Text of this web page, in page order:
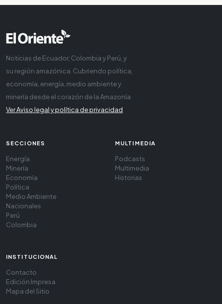
Noticias de Ecuador, Colombia y Perú, y
su región amazónica. Cubriendo política,
economía, energía, medio ambiente y
minería desde el corazón de la Amazonía
Ver Aviso legal y política de privacidad
SECCIONES
Energía
Minería
Economía
Política
Medio Ambiente
Nacionales
Perú
Colombia
MULTIMEDIA
Podcasts
Multimedia
Historias
INSTITUCIONAL
Contacto
Edición Impresa
Mapa del Sitio